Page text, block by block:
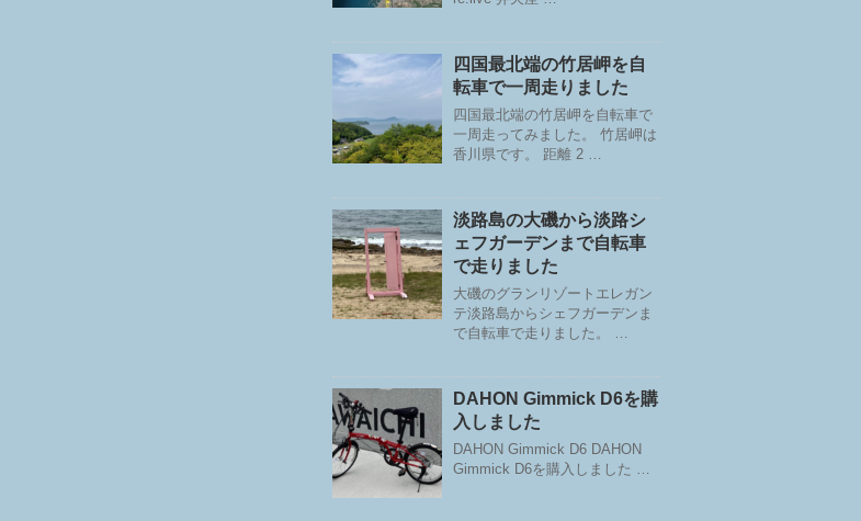
四国最北端の竹居岬を自
転車で一周走りました
四国最北端の竹居岬を自転車で
一周走ってみました。 竹居岬は
香川県です。 距離 2 …
淡路島の大磯から淡路シ
ェフガーデンまで自転車
で走りました
大磯のグランリゾートエレガン
テ淡路島からシェフガーデンま
で自転車で走りました。 …
DAHON Gimmick D6を購
入しました
DAHON Gimmick D6 DAHON
Gimmick D6を購入しました …